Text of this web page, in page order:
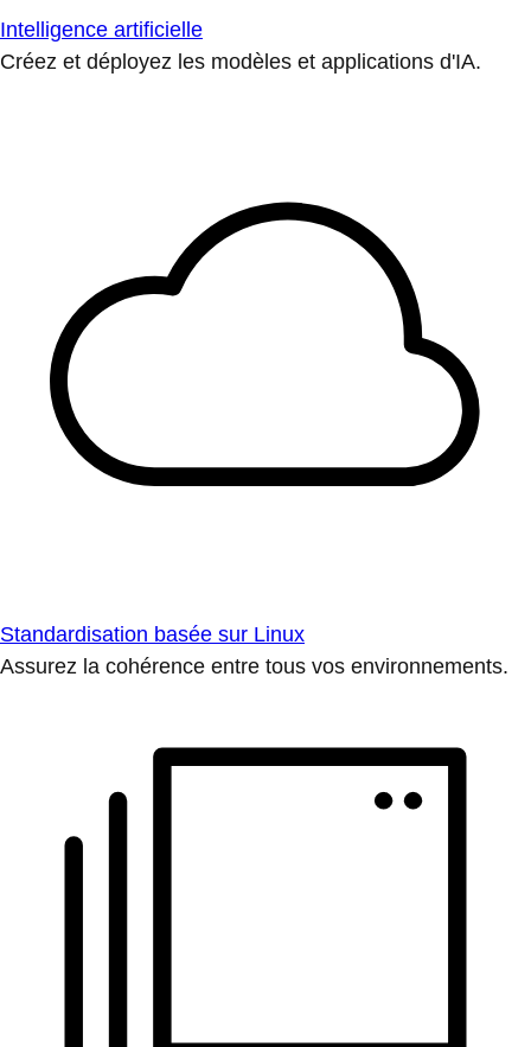
Intelligence artificielle
Créez et déployez les modèles et applications d'IA.
Standardisation basée sur Linux
Assurez la cohérence entre tous vos environnements.